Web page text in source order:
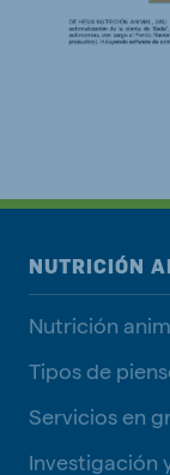
NUTRICIÓN
Nutrición
Tipos de
Servicios en
Investigación